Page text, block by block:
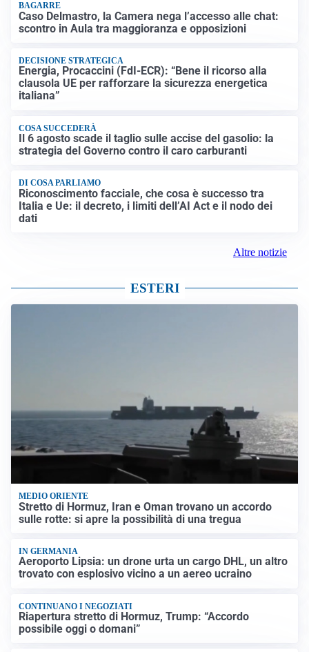
BAGARRE
Caso Delmastro, la Camera nega l’accesso alle chat:
scontro in Aula tra maggioranza e opposizioni
DECISIONE STRATEGICA
Energia, Procaccini (FdI-ECR): “Bene il ricorso alla
clausola UE per rafforzare la sicurezza energetica
italiana”
COSA SUCCEDERÀ
Il 6 agosto scade il taglio sulle accise del gasolio: la
strategia del Governo contro il caro carburanti
DI COSA PARLIAMO
Riconoscimento facciale, che cosa è successo tra
Italia e Ue: il decreto, i limiti dell’AI Act e il nodo dei
dati
Altre notizie
ESTERI
MEDIO ORIENTE
Stretto di Hormuz, Iran e Oman trovano un accordo
sulle rotte: si apre la possibilità di una tregua
IN GERMANIA
Aeroporto Lipsia: un drone urta un cargo DHL, un altro
trovato con esplosivo vicino a un aereo ucraino
CONTINUANO I NEGOZIATI
Riapertura stretto di Hormuz, Trump: “Accordo
possibile oggi o domani”